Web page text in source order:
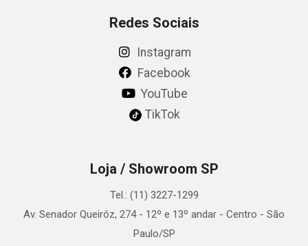
Redes Sociais
Instagram
Facebook
YouTube
TikTok
Loja / Showroom SP
Tel.: (11) 3227-1299
Av. Senador Queiróz, 274 - 12º e 13º andar - Centro - São
Paulo/SP